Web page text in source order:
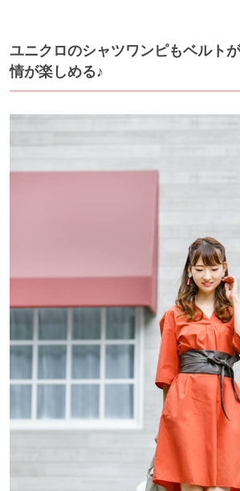
ユニクロのシャツワンピもベルト
情が楽しめる♪